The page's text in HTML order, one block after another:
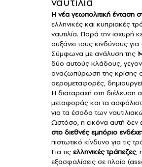
Η νέα γεωπολιτική ένταση
ελληνικές και κυπριακές
ναυτιλία. Παρά την ισχυρή
αυξάνει τους κινδύνους για
Σύμφωνα με ανάλυση της
δύο αυτούς κλάδους,
αναζωπύρωση της κρίσης
αερομεταφορές,
Η διαταραχή στη διέλευση
μεταφοράς και τα
για τα έσοδα των
Ωστόσο, η εικόνα αυτή δεν
στο διεθνές εμπόριο
πιστωτικό κίνδυνο για τις
Για τις ελληνικές τράπεζες,
εξασφαλίσεις σε πλοία